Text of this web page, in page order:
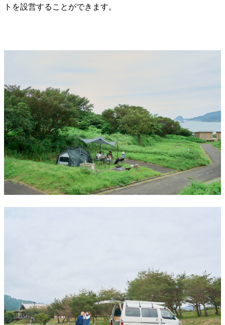
トを設営することができます。